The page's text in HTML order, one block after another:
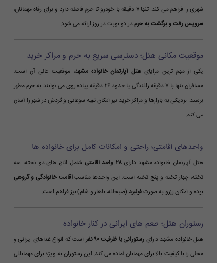
شهری را فراهم می کند. تنها ۷ دقیقه با خودرو تا حرم فاصله دارد و برای رفاه مهمانان،
سرویس رفت و برگشت به حرمدر دو نوبت در روز ارائه می شود.
موقعیت مکانی هتل؛ دسترسی سریع به حرم و مراکز خرید
یکی از مهم ترین مزایای هتل آپارتمان خانواده مشهد، موقعیت عالی آن است.
مسافران تنها با ۷ دقیقه رانندگی یا حدود ۲۶ دقیقه پیاده روی می توانند به حرم مطهر
برسند. نزدیکی به بازارها و مراکز خرید نیز امکان تهیه سوغاتی و گردش در شهر را آسان
می کند.
واحدهای اقامتی؛ راحتی و امکانات کامل برای خانواده ها
هتل آپارتمان خانواده مشهد دارای ۲۸ واحد اقامتی
شامل اتاق های دو تخته، سه
تخته، چهار تخته و پنج تخته است. این واحدها مناسباقامت خانوادگی و گروهی
بوده و امکان رزرو به صورتفولبرد (صبحانه، ناهار و شام) نیز فراهم است.
رستوران هتل؛ طعم های ایرانی در کنار خانواده
هتل خانواده مشهد دارای رستورانی با ظرفیت ۹۰ نفر
است که انواع غذاهای ایرانی و
محلی را با کیفیت بالا برای مهمانان آماده می کند. این رستوران به ویژه برای مهمانانی